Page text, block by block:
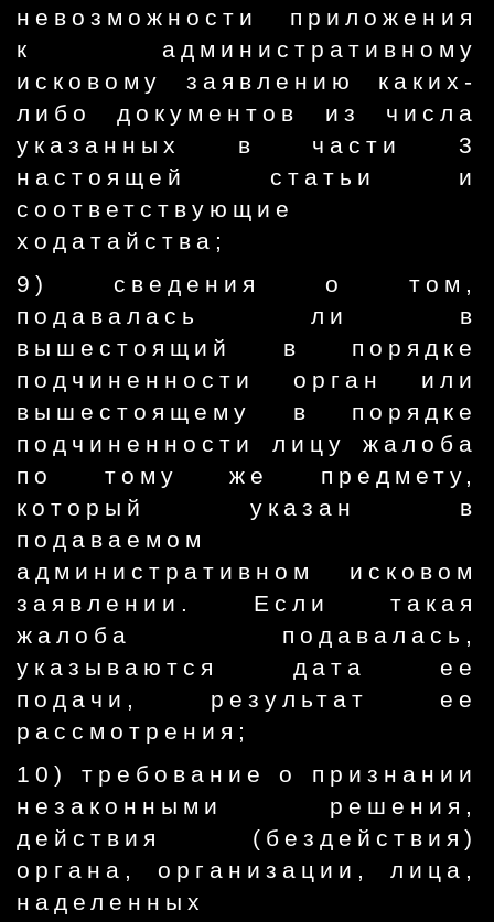
невозможности приложения
к административному
исковому заявлению каких-
либо документов из числа
указанных в части 3
настоящей статьи и
соответствующие
ходатайства;
9) сведения о том,
подавалась ли в
вышестоящий в порядке
подчиненности орган или
вышестоящему в порядке
подчиненности лицу жалоба
по тому же предмету,
который указан в
подаваемом
административном исковом
заявлении. Если такая
жалоба подавалась,
указываются дата ее
подачи, результат ее
рассмотрения;
10) требование о признании
незаконными решения,
действия (бездействия)
органа, организации, лица,
наделенных